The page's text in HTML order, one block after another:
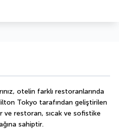
otelin farklı restoranlarında
Tokyo tarafından geliştirilen
ve restoran, sıcak ve sofistike
sahiptir.